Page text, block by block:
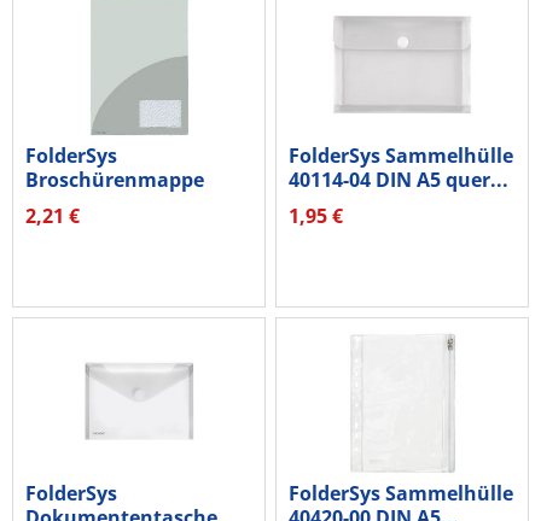
FolderSys
Broschürenmappe
10009-04 DIN A4 PP...
2,21 €
FolderSys Sammelhülle
40114-04 DIN A5 quer...
1,95 €
FolderSys
FolderSys Sammelhülle